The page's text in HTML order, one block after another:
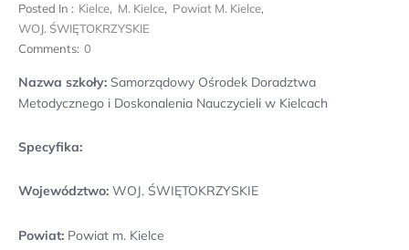
Posted In : Kielce, M. Kielce, Powiat M. Kielce,
WOJ. ŚWIĘTOKRZYSKIE
Comments: 0
Nazwa szkoły: Samorządowy Ośrodek Doradztwa
Metodycznego i Doskonalenia Nauczycieli w Kielcach
Specyfika:
Województwo: WOJ. ŚWIĘTOKRZYSKIE
Powiat: Powiat m. Kielce